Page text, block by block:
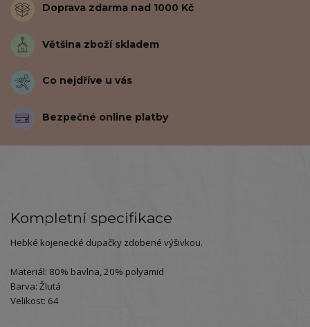
Doprava zdarma nad 1000 Kč
Většina zboží skladem
Co nejdříve u vás
Bezpečné online platby
Kompletní specifikace
Hebké kojenecké dupačky zdobené výšivkou.
Materiál: 80% bavlna, 20% polyamid
Barva: Žlutá
Velikost: 64